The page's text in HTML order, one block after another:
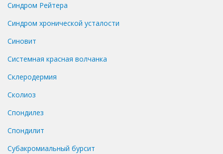
Синдром Рейтера
Синдром хронической усталости
Синовит
Системная красная волчанка
Склеродермия
Сколиоз
Спондилез
Спондилит
Субакромиальный бурсит